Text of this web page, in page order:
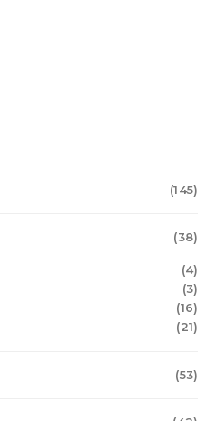
(145)
(38)
(4)
(3)
(16)
(21)
(53)